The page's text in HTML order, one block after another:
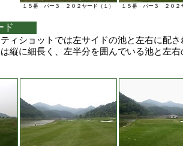
１５番 パー３ ２０２
１５番 パー３ ２０２ヤード（１）
ド
ィショットでは左サイドの池と左右に配さ
縦に細長く、左半分を囲んでいる池と左右